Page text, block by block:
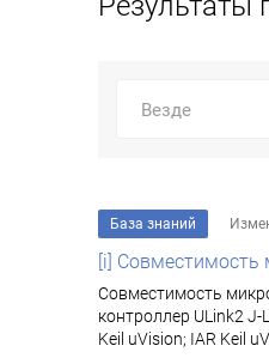
Везде
База знаний
[i] Совместимость
Совместимость
контроллер ULink2 J-
Keil uVision; IAR Keil